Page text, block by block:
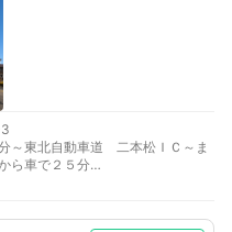
～東北自動車道 二本松ＩＣ～ま
ら車で２５分
（大型バス、マイクロバス駐車